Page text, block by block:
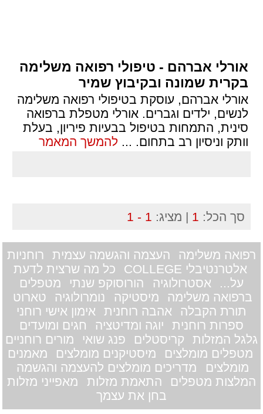
אורלי אברהם - טיפולי רפואה משלימה
בקרית שמונה ובקיבוץ שמיר
אורלי אברהם, עוסקת בטיפולי רפואה משלימה
לנשים, ילדים וגברים. אורלי מטפלת ברפואה
סינית, התמחות בטיפול בבעיות פיריון, בעלת
וותק וניסיון רב בתחום. ... להמשך המאמר
סך הכל: 1 | מציג: 1 - 1
רפואה משלימה העצמה והגשמה עצמית
רוחניות
אלטרנטיבלי COLLEGE
כל מה שרצית לדעת
על...
אסטרולוגיה הורוסוקפ שנתי
מטפלים
ברפואה משלימה
מיסטיקה נומרולוגיה
טארוט
תורת הקבלה
אהבה רוחנית
אימון אישי רוחני
ספרות רוחנית
יוגה ומדיטציה
חגים ומועדים
גלגל המזלות
קריסטלים פנג שואי
מורים רוחניים
מטפלים מומלצים
מיסטיקנים מומלצים
מאמנים
מומלצים
מדריכים מומלצים להעצמה והגשמה
המלצות מטפלים
התאמת מזלות
מאפייני מזלות
בחן את עצמך